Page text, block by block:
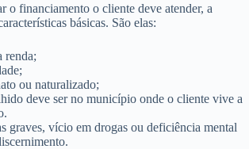
o financiamento o cliente deve atender, a
básicas. São elas:
renda;
ou naturalizado;
deve ser no município onde o cliente vive a
graves, vício em drogas ou deficiência mental